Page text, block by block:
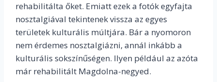
rehabilitálta őket. Emiatt ezek a fotók egyfajta
nosztalgiával tekintenek vissza az egyes
területek kulturális múltjára. Bár a nyomoron
nem érdemes nosztalgiázni, annál inkább a
kulturális sokszínűségen. Ilyen például az azóta
már rehabilitált Magdolna-negyed.